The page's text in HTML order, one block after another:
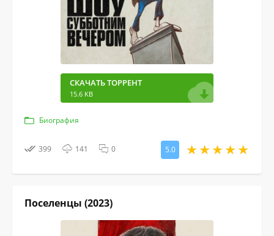
СКАЧАТЬ ТОРРЕНТ
15.6 KB
Биография
399 141 0 5.0
Поселенцы (2023)